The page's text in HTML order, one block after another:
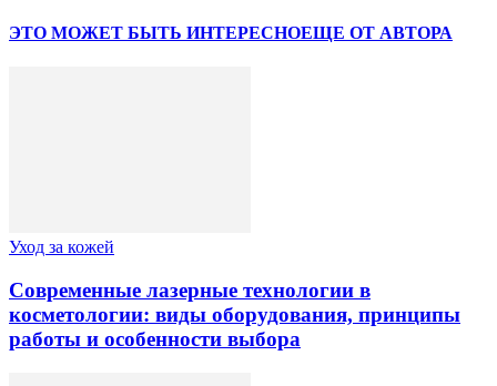
ЭТО МОЖЕТ БЫТЬ ИНТЕРЕСНОЕЩЕ ОТ АВТОРА
Уход за кожей
Современные лазерные технологии в
косметологии: виды оборудования, принципы
работы и особенности выбора